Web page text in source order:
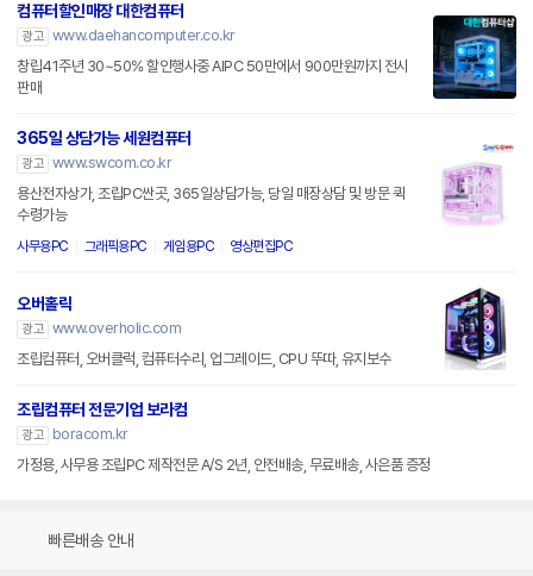
컴퓨터할인매장 대한컴퓨터
광고 www.daehancomputer.co.kr
창립41주년 30~50% 할인행사중 AIPC 50만에서 900만원까지 전시
판매
365일 상담가능 세원컴퓨터
광고 www.swcom.co.kr
용산전자상가, 조립PC싼곳, 365일상담가능, 당일 매장상담 및 방문 퀵
수령가능
사무용PC 그래픽용PC 게임용PC 영상편집PC
오버홀릭
광고 www.overholic.com
조립컴퓨터, 오버클럭, 컴퓨터수리, 업그레이드, CPU 뚜따, 유지보수
조립컴퓨터 전문기업 보라컴
광고
boracom.kr
가정용, 사무용 조립PC 제작전문 A/S 2년, 안전배송, 무료배송, 사은품 증정
빠른배송 안내